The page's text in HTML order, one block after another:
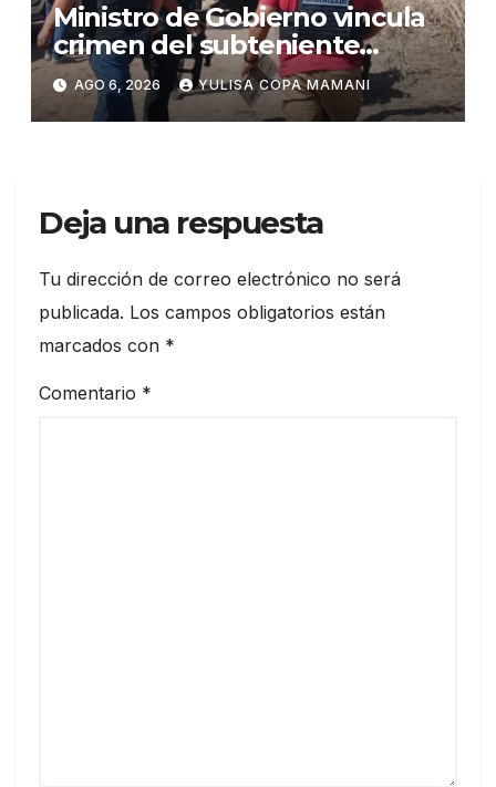
Ministro de Gobierno vincula
crimen del subteniente
Salazar con la red de
Sebastián Marset
AGO 6, 2026 YULISA COPA MAMANI
Deja una respuesta
Tu dirección de correo electrónico no será
publicada. Los campos obligatorios están
marcados con *
Comentario *